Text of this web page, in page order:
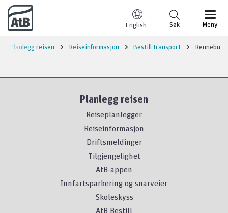
Til innhold
English Meny
Søk
Planlegg reisen Reiseinformasjon Bestill transport Rennebu
Planlegg reisen
Reiseplanlegger
Reiseinformasjon
Driftsmeldinger
Tilgjengelighet
AtB-appen
Innfartsparkering og snarveier
Skoleskyss
AtB Bestill